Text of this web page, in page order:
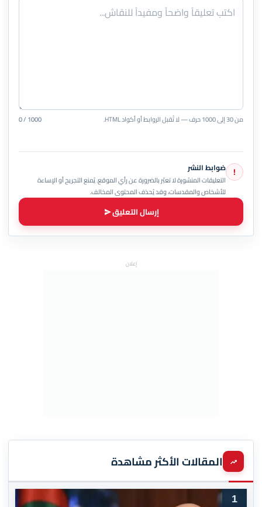
من 30 إلى 1000 حرف — لا تُقبل الروابط أو أكواد HTML. 0 / 1000
! ضوابط النشر
التعليقات المنشورة لا تعبّر بالضرورة عن رأي الموقع. يُمنع التجريح أو الإساءة
للأشخاص والمقدسات، وقد يُحذف المحتوى المخالف.
إرسال التعليق
إعلان
المقالات الأكثر مشاهدة
1